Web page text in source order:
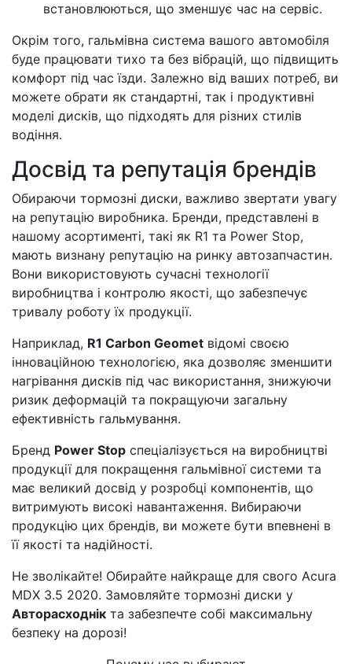
встановлюються, що зменшує час на сервіс.
Окрім того, гальмівна система вашого автомобіля
буде працювати тихо та без вібрацій, що підвищить
комфорт під час їзди. Залежно від ваших потреб, ви
можете обрати як стандартні, так і продуктивні
моделі дисків, що підходять для різних стилів
водіння.
Досвід та репутація брендів
Обираючи тормозні диски, важливо звертати увагу
на репутацію виробника. Бренди, представлені в
нашому асортименті, такі як R1 та Power Stop,
мають визнану репутацію на ринку автозапчастин.
Вони використовують сучасні технології
виробництва і контролю якості, що забезпечує
тривалу роботу їх продукції.
Наприклад, R1 Carbon Geomet відомі своєю
інноваційною технологією, яка дозволяє зменшити
нагрівання дисків під час використання, знижуючи
ризик деформацій та покращуючи загальну
ефективність гальмування.
Бренд Power Stop спеціалізується на виробництві
продукції для покращення гальмівної системи та
має великий досвід у розробці компонентів, що
витримують високі навантаження. Вибираючи
продукцію цих брендів, ви можете бути впевнені в
її якості та надійності.
Не зволікайте! Обирайте найкраще для свого Acura
MDX 3.5 2020. Замовляйте тормозні диски у
Авторасходнік та забезпечте собі максимальну
безпеку на дорозі!